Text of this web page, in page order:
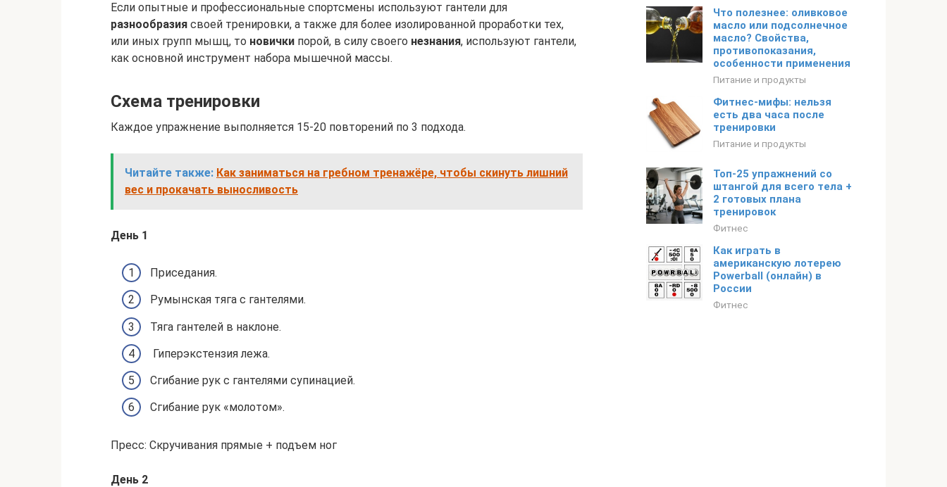
Если опытные и профессиональные спортсмены используют гантели для
разнообразия своей тренировки, а также для более изолированной проработки тех,
или иных групп мышц, то новички порой, в силу своего незнания, используют гантели,
как основной инструмент набора мышечной массы.
Схема тренировки
Каждое упражнение выполняется 15-20 повторений по 3 подхода.
Читайте также: Как заниматься на гребном тренажёре, чтобы скинуть лишний
вес и прокачать выносливость
День 1
Приседания.
Румынская тяга с гантелями.
Тяга гантелей в наклоне.
Гиперэкстензия лежа.
Сгибание рук с гантелями супинацией.
Сгибание рук «молотом».
Пресс: Скручивания прямые + подъем ног
День 2
Что полезнее: оливковое
масло или подсолнечное
масло? Свойства,
противопоказания,
особенности применения
Питание и продукты
Фитнес-мифы: нельзя
есть два часа после
тренировки
Питание и продукты
Топ-25 упражнений со
штангой для всего тела +
2 готовых плана
тренировок
Фитнес
Как играть в
американскую лотерею
Powerball (онлайн) в
России
Фитнес